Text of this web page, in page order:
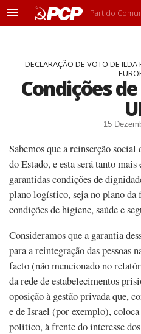
M
Partido
DECLARAÇÃO DE VOTO DE
Condições
15
Sabemos que a reinserção
do Estado, e esta será tanto
garantidas condições de
plano logístico, seja no plano da
condições de higiene, saúde e
Consideramos que a garantia
para a reintegração das pessoas
facto (não mencionado no
da rede de estabelecimentos
oposição à gestão privada que,
e de Israel (por exemplo),
político, à frente do interesse